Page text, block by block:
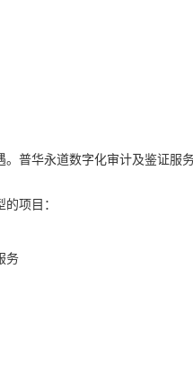
普华永道数字化审计及鉴证服
项目：
务